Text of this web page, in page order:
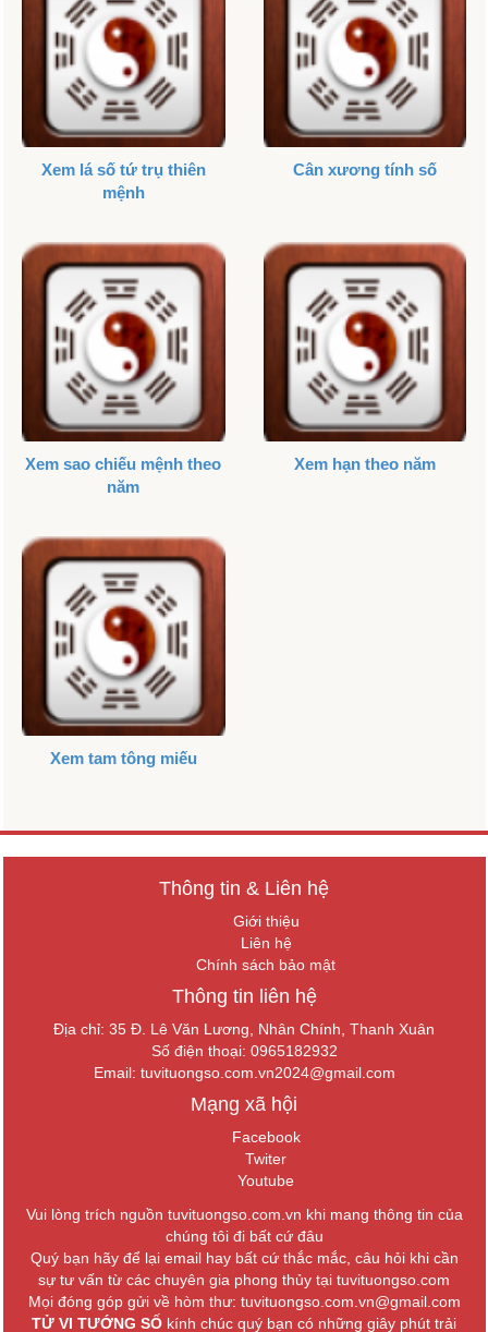
Xem lá số tứ trụ thiên
mệnh
Cân xương tính số
Xem sao chiếu mệnh theo
năm
Xem hạn theo năm
Xem tam tông miếu
Thông tin & Liên hệ
Giới thiệu
Liên hệ
Chính sách bảo mật
Thông tin liên hệ
Địa chỉ: 35 Đ. Lê Văn Lương, Nhân Chính, Thanh Xuân
Số điện thoại: 0965182932
Email: tuvituongso.com.vn2024@gmail.com
Mạng xã hội
Facebook
Twiter
Youtube
Vui lòng trích nguồn tuvituongso.com.vn khi mang thông tin của
chúng tôi đi bất cứ đâu
Quý bạn hãy để lại email hay bất cứ thắc mắc, câu hỏi khi cần
sự tư vấn từ các chuyên gia phong thủy tại tuvituongso.com
Mọi đóng góp gửi về hòm thư: tuvituongso.com.vn@gmail.com
TỬ VI TƯỚNG SỐ kính chúc quý bạn có những giây phút trải